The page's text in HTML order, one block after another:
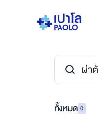
ทั้งหมด 0